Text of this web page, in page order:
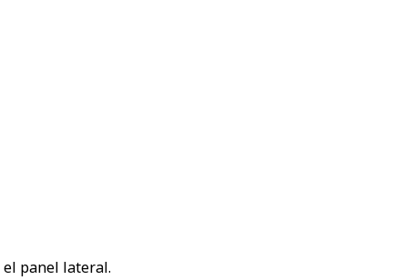
el panel lateral.